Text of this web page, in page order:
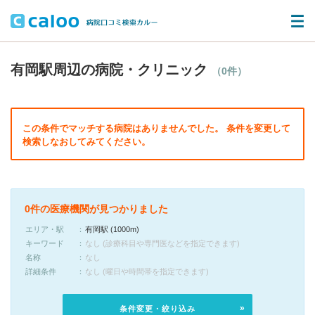
有岡駅周辺の病院・クリニック （0件）
この条件でマッチする病院はありませんでした。 条件を変更して
検索しなおしてみてください。
0件の医療機関が見つかりました
エリア・駅
有岡駅 (1000m)
キーワード
なし (診療科目や専門医などを指定できます)
名称
なし
詳細条件
なし (曜日や時間帯を指定できます)
条件変更・絞り込み